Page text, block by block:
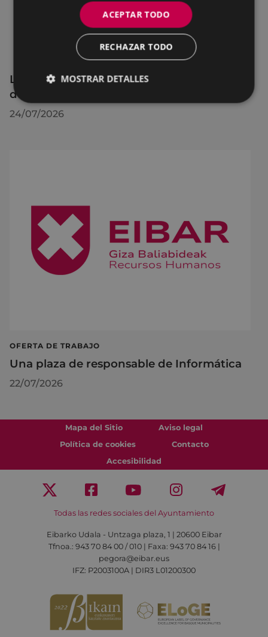
La OMIC permanecerá cerrada hasta el 24
de agosto
24/07/2026
OFERTA DE TRABAJO
Una plaza de responsable de Informática
22/07/2026
Mapa del Sitio
Aviso legal
Política de cookies
Contacto
Accesibilidad
Todas las redes sociales del Ayuntamiento
Eibarko Udala - Untzaga plaza, 1 | 20600 Eibar
Tfnoa.: 943 70 84 00 / 010 | Faxa: 943 70 84 16 |
pegora@eibar.eus
IFZ: P2003100A | DIR3 L01200300
ACEPTAR TODO
RECHAZAR TODO
MOSTRAR DETALLES